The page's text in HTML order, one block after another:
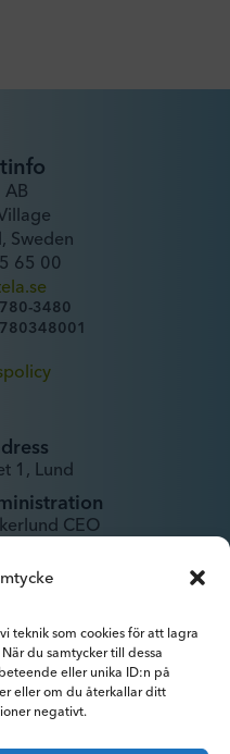
teknik som cookies för att lagra
du samtycker till dessa
eller unika ID:n på
eller om du återkallar ditt
negativt.
AB
Sweden
65 00
3480
1, Lund
CEO